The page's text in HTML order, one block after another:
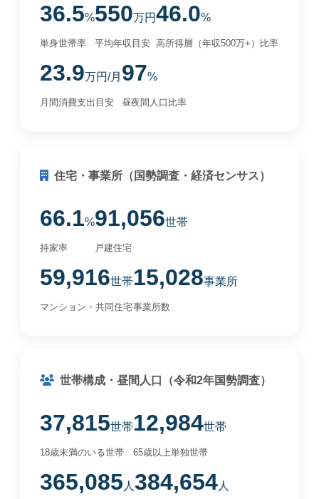
36.5%
単身世帯率
550万円
平均年収目安
46.0%
高所得層（年収500万+）比率
23.9万円/月
月間消費支出目安
97%
昼夜間人口比率
住宅・事業所（国勢調査・経済センサス）
66.1%
持家率
91,056世帯
戸建住宅
59,916世帯
マンション・共同住宅
15,028事業所
事業所数
世帯構成・昼間人口（令和2年国勢調査）
37,815世帯
18歳未満のいる世帯
12,984世帯
65歳以上単独世帯
365,085 人 384,654人